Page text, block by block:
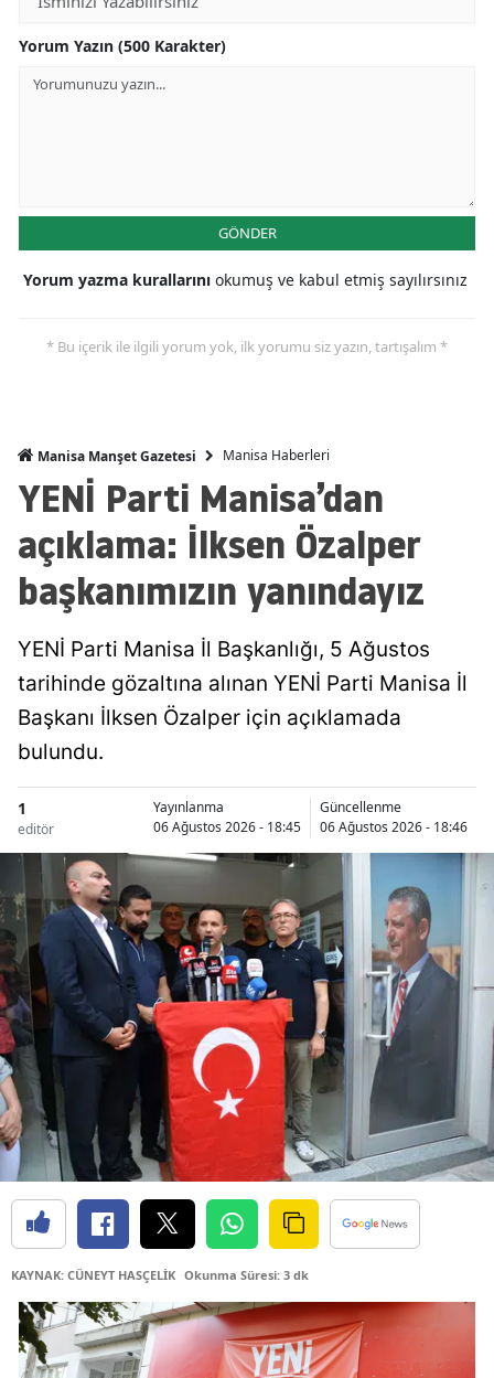
Yorum Yazın (500 Karakter)
GÖNDER
Yorum yazma kurallarını okumuş ve kabul etmiş sayılırsınız
* Bu içerik ile ilgili yorum yok, ilk yorumu siz yazın, tartışalım *
Manisa Manşet Gazetesi Manisa Haberleri
YENİ Parti Manisa’dan
açıklama: İlksen Özalper
başkanımızın yanındayız
YENİ Parti Manisa İl Başkanlığı, 5 Ağustos
tarihinde gözaltına alınan YENİ Parti Manisa İl
Başkanı İlksen Özalper için açıklamada
bulundu.
1
editör
Yayınlanma
06 Ağustos 2026 - 18:45
Güncellenme
06 Ağustos 2026 - 18:46
KAYNAK: CÜNEYT HASÇELİK Okunma Süresi: 3 dk